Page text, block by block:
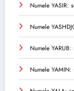
Numele YASIR:
Numele
Numele
Numele